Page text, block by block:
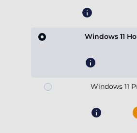
Windows 11
Windows 11